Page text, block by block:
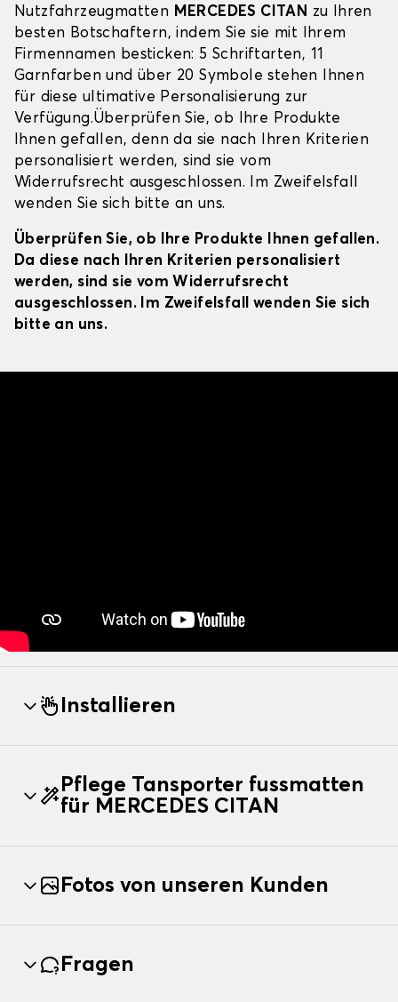
Nutzfahrzeugmatten MERCEDES CITAN zu Ihren
besten Botschaftern, indem Sie sie mit Ihrem
Firmennamen besticken: 5 Schriftarten, 11
Garnfarben und über 20 Symbole stehen Ihnen
für diese ultimative Personalisierung zur
Verfügung.Überprüfen Sie, ob Ihre Produkte
Ihnen gefallen, denn da sie nach Ihren Kriterien
personalisiert werden, sind sie vom
Widerrufsrecht ausgeschlossen. Im Zweifelsfall
wenden Sie sich bitte an uns.
Überprüfen Sie, ob Ihre Produkte Ihnen gefallen.
Da diese nach Ihren Kriterien personalisiert
werden, sind sie vom Widerrufsrecht
ausgeschlossen. Im Zweifelsfall wenden Sie sich
bitte an uns.
Installieren
Pflege Tansporter fussmatten
für MERCEDES CITAN
Fotos von unseren Kunden
Fragen